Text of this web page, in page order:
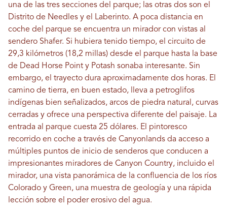
una de las tres secciones del parque; las otras dos son el
Distrito de Needles y el Laberinto. A poca distancia en
coche del parque se encuentra un mirador con vistas al
sendero Shafer. Si hubiera tenido tiempo, el circuito de
29,3 kilómetros (18,2 millas) desde el parque hasta la base
de Dead Horse Point y Potash sonaba interesante. Sin
embargo, el trayecto dura aproximadamente dos horas. El
camino de tierra, en buen estado, lleva a petroglifos
indígenas bien señalizados, arcos de piedra natural, curvas
cerradas y ofrece una perspectiva diferente del paisaje. La
entrada al parque cuesta 25 dólares. El pintoresco
recorrido en coche a través de Canyonlands da acceso a
múltiples puntos de inicio de senderos que conducen a
impresionantes miradores de Canyon Country, incluido el
mirador, una vista panorámica de la confluencia de los ríos
Colorado y Green, una muestra de geología y una rápida
lección sobre el poder erosivo del agua.